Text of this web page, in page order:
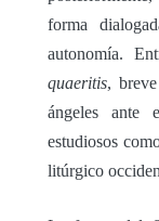
forma
autonomía.
quaeritis,
ángeles ante
estudiosos
litúrgico